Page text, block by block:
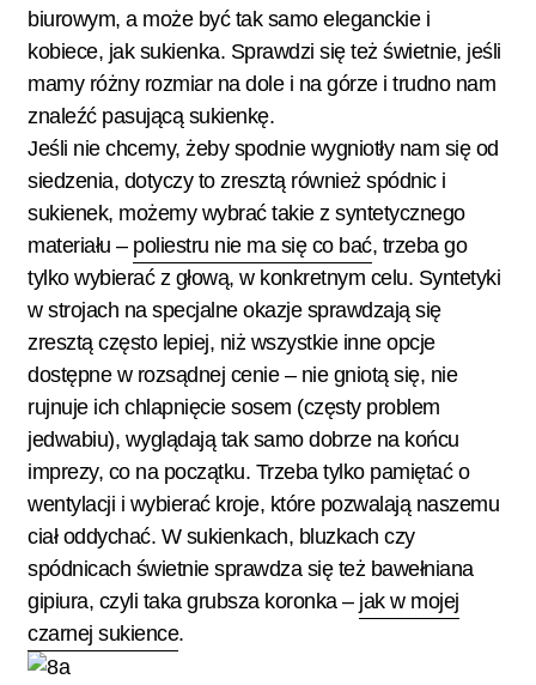
biurowym, a może być tak samo eleganckie i
kobiece, jak sukienka. Sprawdzi się też świetnie, jeśli
mamy różny rozmiar na dole i na górze i trudno nam
znaleźć pasującą sukienkę.
Jeśli nie chcemy, żeby spodnie wygniotły nam się od
siedzenia, dotyczy to zresztą również spódnic i
sukienek, możemy wybrać takie z syntetycznego
materiału – poliestru nie ma się co bać, trzeba go
tylko wybierać z głową, w konkretnym celu. Syntetyki
w strojach na specjalne okazje sprawdzają się
zresztą często lepiej, niż wszystkie inne opcje
dostępne w rozsądnej cenie – nie gniotą się, nie
rujnuje ich chlapnięcie sosem (częsty problem
jedwabiu), wyglądają tak samo dobrze na końcu
imprezy, co na początku. Trzeba tylko pamiętać o
wentylacji i wybierać kroje, które pozwalają naszemu
ciał oddychać. W sukienkach, bluzkach czy
spódnicach świetnie sprawdza się też bawełniana
gipiura, czyli taka grubsza koronka – jak w mojej
czarnej sukience.